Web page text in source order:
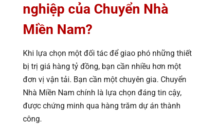
nghiệp của Chuyển Nhà
Miền Nam?
Khi lựa chọn một đối tác để giao phó những thiết
bị trị giá hàng tỷ đồng, bạn cần nhiều hơn một
đơn vị vận tải. Bạn cần một chuyên gia. Chuyển
Nhà Miền Nam chính là lựa chọn đáng tin cậy,
được chứng minh qua hàng trăm dự án thành
công.